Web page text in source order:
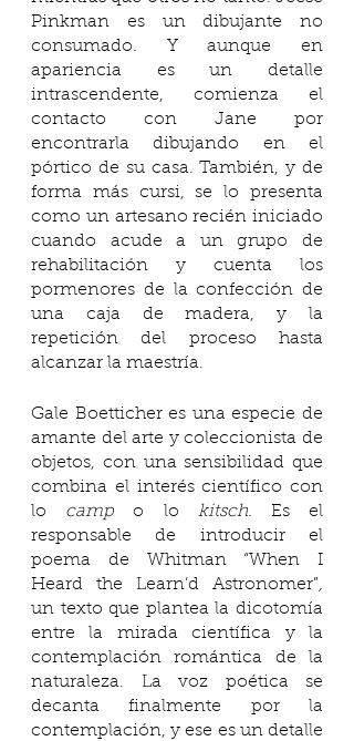
Pinkman es un dibujante no
consumado. Y aunque en
apariencia es un detalle
intrascendente, comienza el
contacto con Jane por
encontrarla dibujando en el
pórtico de su casa. También, y de
forma más cursi, se lo presenta
como un artesano recién iniciado
cuando acude a un grupo de
rehabilitación y cuenta los
pormenores de la confección de
una caja de madera, y la
repetición del proceso hasta
alcanzar la maestría.
Gale Boetticher es una especie de
amante del arte y coleccionista de
objetos, con una sensibilidad que
combina el interés científico con
lo camp o lo kitsch. Es el
responsable de introducir el
poema de Whitman “When I
Heard the Learn’d Astronomer”
un texto que plantea la dicotomía
entre la mirada científica y la
contemplación romántica de la
naturaleza. La voz poética se
decanta finalmente por la
contemplación, y ese es un detalle